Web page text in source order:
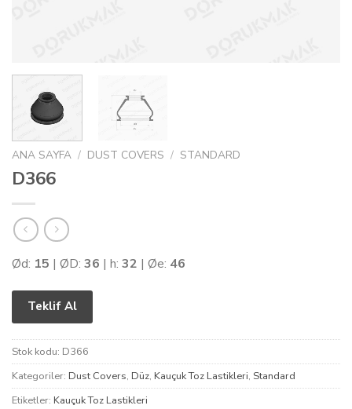
ANA SAYFA / DUST COVERS / STANDARD
D366
Ød: 15 | ØD: 36 | h: 32 | Øe: 46
Teklif Al
Stok kodu: D366
Kategoriler: Dust Covers, Düz, Kauçuk Toz Lastikleri, Standard
Etiketler: Kauçuk Toz Lastikleri